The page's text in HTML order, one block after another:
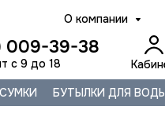
О компании
009-39-38
с 9 до 18
СУМКИ БУТЫЛКИ ДЛЯ